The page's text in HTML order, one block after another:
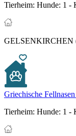
Tierheim: Hunde: 1 -
GELSENKIRCHEN
Griechische
Tierheim: Hunde: 1 -